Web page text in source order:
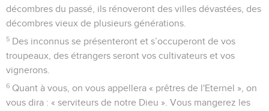
décombres du passé, ils rénoveront des villes dévastées, des
décombres vieux de plusieurs générations.
5 Des inconnus se présenteront et s’occuperont de vos
troupeaux, des étrangers seront vos cultivateurs et vos
vignerons.
6 Quant à vous, on vous appellera « prêtres de l'Eternel », on
vous dira : « serviteurs de notre Dieu ». Vous mangerez les